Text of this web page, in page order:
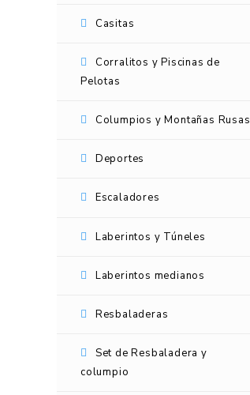
Casitas
Corralitos y Piscinas de
Pelotas
Columpios y Montañas Rusas
Deportes
Escaladores
Laberintos y Túneles
Laberintos medianos
Resbaladeras
Set de Resbaladera y
columpio